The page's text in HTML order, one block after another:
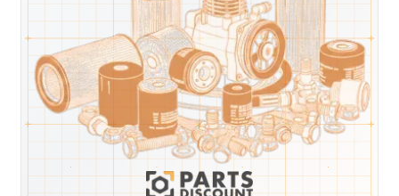
sous 48-
72h
—
Sous réserve de disponibilité des stocks.
Livraison estimée 24h/48h par les
transporteurs.
France
métropolitaine
Livraison exclusivement en France
métropolitaine (hors Corse et DOM-
TOM).
totale
Pas de surprise : le coût exact est
calculé selon le poids et le volume de
votre commande avant paiement.